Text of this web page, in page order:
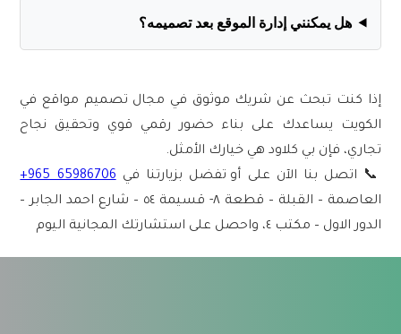
هل يمكنني إدارة الموقع بعد تصميمه؟
إذا كنت تبحث عن شريك موثوق في مجال تصميم مواقع في
الكويت
يساعدك على بناء حضور رقمي قوي وتحقيق نجاح
تجاري، فإن بي كلاود هي خيارك الأمثل.
📞 اتصل بنا الآن على ‪
+965 65986706أو تفضل بزيارتنا في
العاصمة – القبلة – قطعة ٨- قسيمة ٥٤ – شارع احمد الجابر –
الدور الاول – مكتب ٤، واحصل على استشارتك المجانية اليوم